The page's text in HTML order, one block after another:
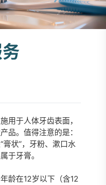
用于人体牙齿表面，
品。值得注意的是：
膏状”，牙粉、漱口水
于牙膏。
龄在12岁以下（含12